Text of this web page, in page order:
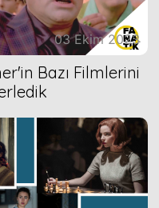
03 Ekim 2023
Bazı Filmlerini